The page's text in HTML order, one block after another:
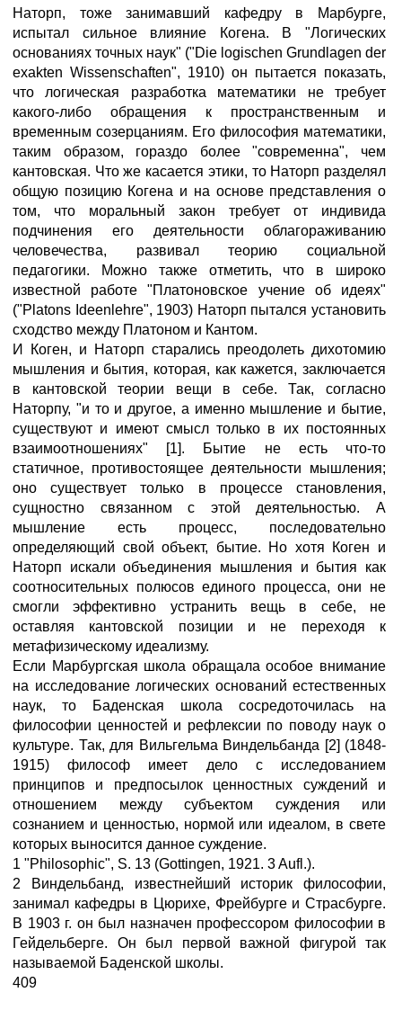
Наторп, тоже занимавший кафедру в Марбурге,
испытал сильное влияние Когена. В "Логических
основаниях точных наук" ("Die logischen Grundlagen der
exakten Wissenschaften", 1910) он пытается показать,
что логическая разработка математики не требует
какого-либо обращения к пространственным и
временным созерцаниям. Его философия математики,
таким образом, гораздо более "современна", чем
кантовская. Что же касается этики, то Наторп разделял
общую позицию Когена и на основе представления о
том, что моральный закон требует от индивида
подчинения его деятельности облагораживанию
человечества, развивал теорию социальной
педагогики. Можно также отметить, что в широко
известной работе "Платоновское учение об идеях"
("Platons Ideenlehre", 1903) Наторп пытался установить
сходство между Платоном и Кантом.
И Коген, и Наторп старались преодолеть дихотомию
мышления и бытия, которая, как кажется, заключается
в кантовской теории вещи в себе. Так, согласно
Наторпу, "и то и другое, а именно мышление и бытие,
существуют и имеют смысл только в их постоянных
взаимоотношениях" [1]. Бытие не есть что-то
статичное, противостоящее деятельности мышления;
оно существует только в процессе становления,
сущностно связанном с этой деятельностью. А
мышление есть процесс, последовательно
определяющий свой объект, бытие. Но хотя Коген и
Наторп искали объединения мышления и бытия как
соотносительных полюсов единого процесса, они не
смогли эффективно устранить вещь в себе, не
оставляя кантовской позиции и не переходя к
метафизическому идеализму.
Если Марбургская школа обращала особое внимание
на исследование логических оснований естественных
наук, то Баденская школа сосредоточилась на
философии ценностей и рефлексии по поводу наук о
культуре. Так, для Вильгельма Виндельбанда [2] (1848-
1915) философ имеет дело с исследованием
принципов и предпосылок ценностных суждений и
отношением между субъектом суждения или
сознанием и ценностью, нормой или идеалом, в свете
которых выносится данное суждение.
1 "Philosophic", S. 13 (Gottingen, 1921. 3 Aufl.).
2 Виндельбанд, известнейший историк философии,
занимал кафедры в Цюрихе, Фрейбурге и Страсбурге.
В 1903 г. он был назначен профессором философии в
Гейдельберге. Он был первой важной фигурой так
называемой Баденской школы.
409